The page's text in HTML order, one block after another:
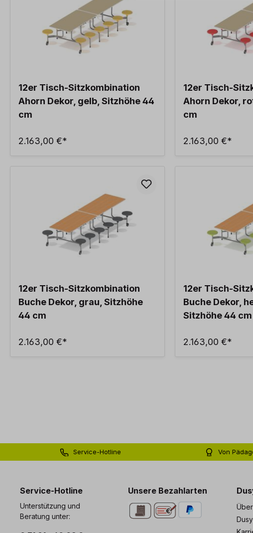
12er Tisch-Sitzkombination
Ahorn Dekor, gelb, Sitzhöhe 44
cm
2.163,00 €*
12er Tisch-
Ahorn Dekor,
cm
2.163,00 €*
12er Tisch-Sitzkombination
Buche Dekor, grau, Sitzhöhe
44 cm
2.163,00 €*
12er Tisch-
Buche Dekor,
Sitzhöhe 44 cm
2.163,00 €*
Service-Hotline
Von
Service-Hotline
Unterstützung und
Beratung unter:
Unsere Bezahlarten